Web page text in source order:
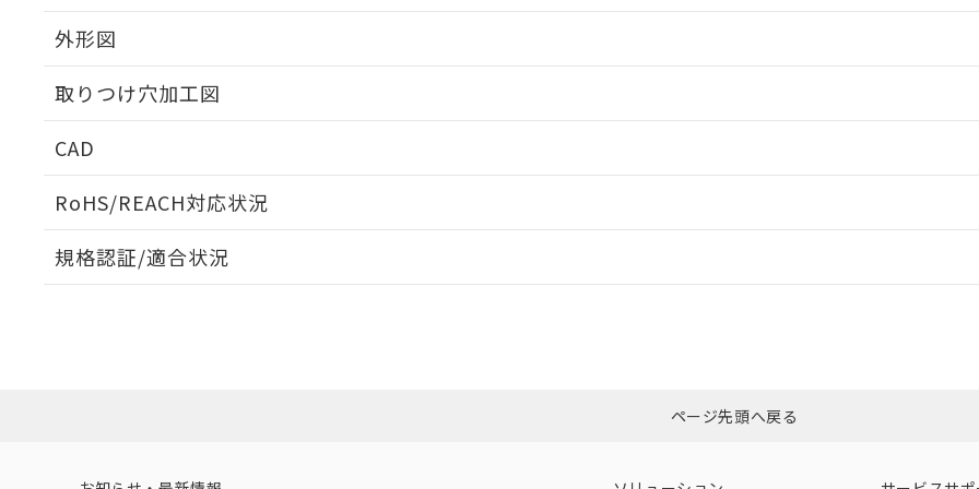
外形図
取りつけ穴加工図
CAD
RoHS/REACH対応状況
EU RoHS 注意事項・凡例
ダウンロードはこちら
規格認証/適合状況
（イギリス
（ノルウェー
（日本
（アメリカ
ページ先頭へ戻る